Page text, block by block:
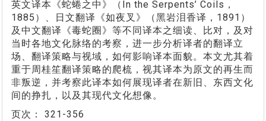
英文译本《蛇蜷之中》（In the Serpents’ Coils，
1885）、日文翻译《如夜叉》（黑岩泪香译，1891）
及中文翻译《毒蛇圈》等不同译本之细读、比对，及对
当时各地文化脉络的考察，进一步分析译者的翻译立
场、翻译策略与视域，如何影响译本面貌。本文尤其着
重于周桂笙翻译策略的爬梳，视其译本为原文的再生而
非叛逆，并考察此译本如何展现译者在新旧、东西文化
间的挣扎，以及其现代文化想像。
页次： 321-356